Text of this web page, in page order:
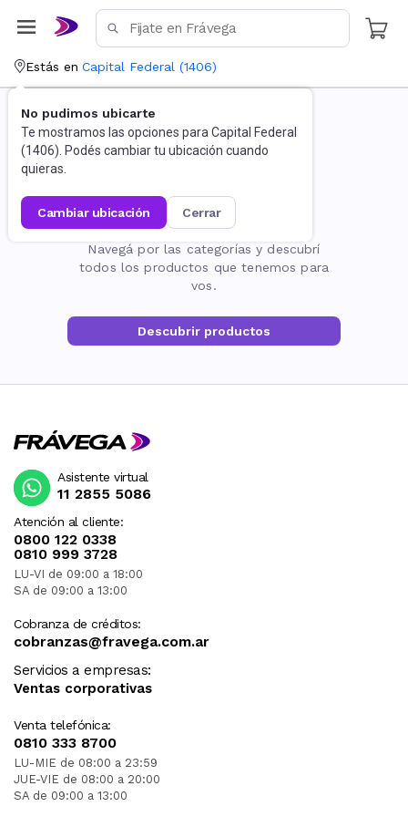
Estás en Capital Federal (1406)
No pudimos ubicarte
Te mostramos las opciones para Capital Federal
(1406). Podés cambiar tu ubicación cuando
quieras.
cambiar ubicación cerrar
La página no existe
Navegá por las categorías y descubrí
todos los productos que tenemos para
vos.
Descubrir productos
Atención al cliente:
0800 122 0338
0810 999 3728
LU-VI de 09:00 a 18:00
SA de 09:00 a 13:00
Cobranza de créditos:
cobranzas@fravega.com.ar
Servicios a empresas:
Ventas corporativas
Venta telefónica:
0810 333 8700
LU-MIE de 08:00 a 23:59
JUE-VIE de 08:00 a 20:00
SA de 09:00 a 13:00
Asistente virtual
11 2855 5086